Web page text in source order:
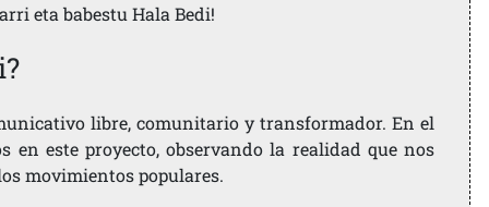
eta babestu Hala Bedi!
libre, comunitario y transformador. En el
en este proyecto, observando la realidad que nos
movimientos populares.